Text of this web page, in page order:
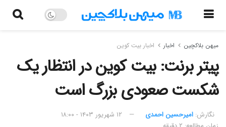
میهن بلاکچین اخبار اخبار بیت کوین
پیتر برنت: بیت کوین در انتظار یک
شکست صعودی بزرگ است
نگارش:‌ امیرحسین احمدی
۱۲ شهریور ۱۴۰۳ - ۱۸:۰۰